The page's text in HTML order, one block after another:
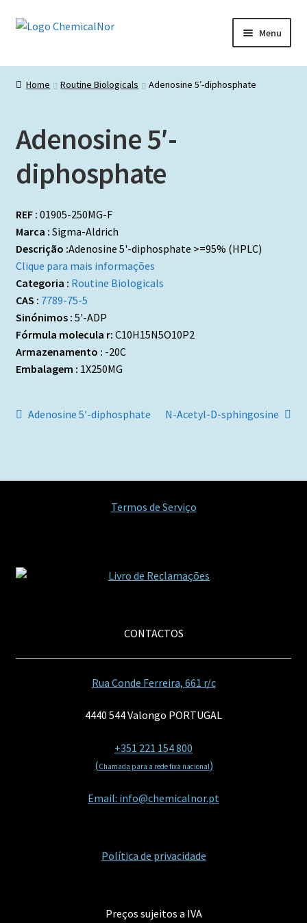
Ir
Saltar
Menu
Início
Catálogos de Representadas
Promoções
Home Routine Biologicals Adenosine 5′-diphosphate
Adenosine 5′-
diphosphate
REF : 01905-250MG-F
Marca : Sigma-Aldrich
Descrição :Adenosine 5'-diphosphate >=95% (HPLC)
Clique para mais informações
Categoria : Routine Biologicals
CAS : 7789-75-5
Sinónimos : 5'-ADP
Fórmula molecula r: C10H15N5O10P2
Armazenamento : -20C
Embalagem : 1X250MG
Navegação
Artigo
Adenosine 5′-diphosphate
Artigo
N-Acetyl-D-sphingosine
Termos de Serviço
CONTACTOS
Rua Conde Ferreira, 661 r/c
4440 544 Valongo PORTUGAL
+351 221 154 800
(Chamada para a rede fixa nacional)
Email: info@chemicalnor.pt
Política de privacidade
Preços sujeitos a IVA